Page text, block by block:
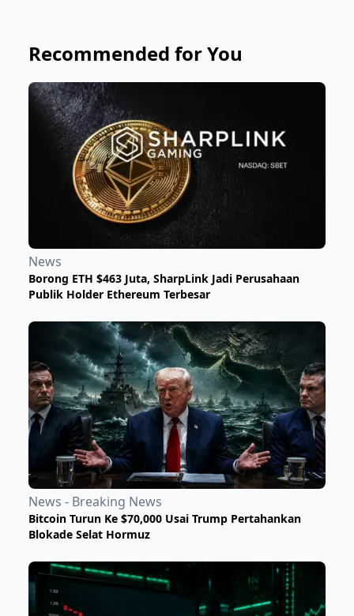
Recommended for You
News
Borong ETH $463 Juta, SharpLink Jadi Perusahaan
Publik Holder Ethereum Terbesar
News - Breaking News
Bitcoin Turun Ke $70,000 Usai Trump Pertahankan
Blokade Selat Hormuz